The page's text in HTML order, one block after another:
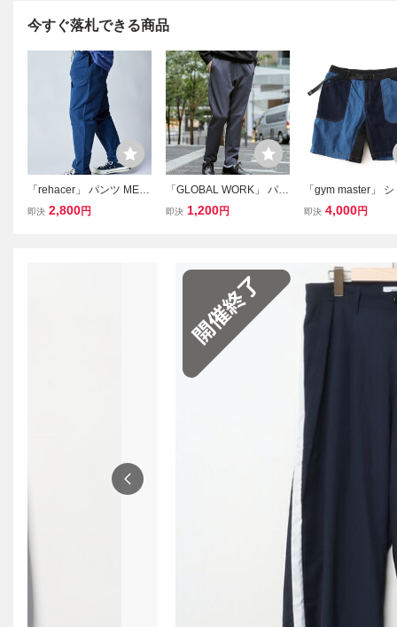
今すぐ落札できる商品
「rehacer」 パンツ MEDI
UM ネイビー メンズ
即決 2,800円
「GLOBAL WORK」 パン
ツ MEDIUM ネイビー メ
即決 1,200円
「gym master」
パンツ MEDIUM
即決 4,000円